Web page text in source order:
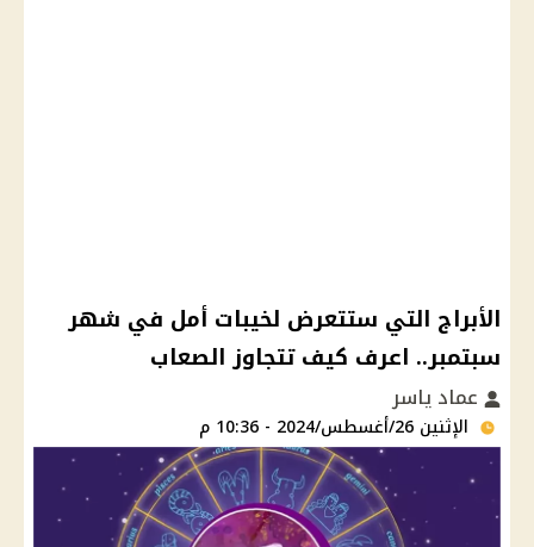
الأبراج التي ستتعرض لخيبات أمل في شهر
سبتمبر.. اعرف كيف تتجاوز الصعاب
عماد ياسر
الإثنين 26/أغسطس/2024 - 10:36 م